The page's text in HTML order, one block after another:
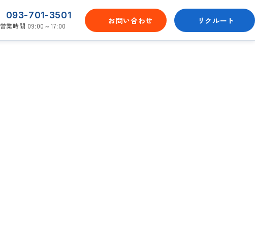
093-701-3501
営業時間 09:00～17:00
お問い合わせ リクルート